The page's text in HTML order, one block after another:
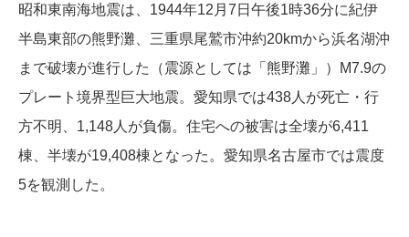
昭和東南海地震は、1944年12月7日午後1時36分に紀伊
半島東部の熊野灘、三重県尾鷲市沖約20kmから浜名湖沖
まで破壊が進行した（震源としては「熊野灘」）M7.9の
プレート境界型巨大地震。愛知県では438人が死亡・行
方不明、1,148人が負傷。住宅への被害は全壊が6,411
棟、半壊が19,408棟となった。愛知県名古屋市では震度
5を観測した。